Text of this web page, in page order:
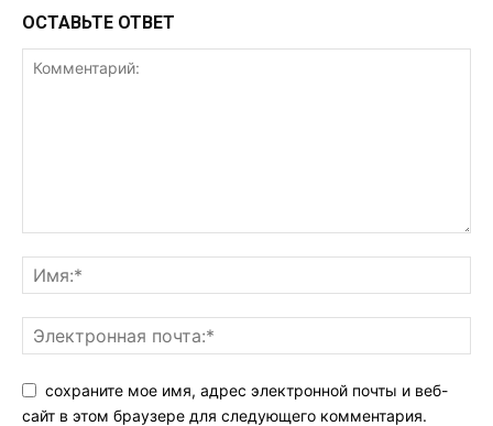
ОСТАВЬТЕ ОТВЕТ
сохраните мое имя, адрес электронной почты и веб-
сайт в этом браузере для следующего комментария.